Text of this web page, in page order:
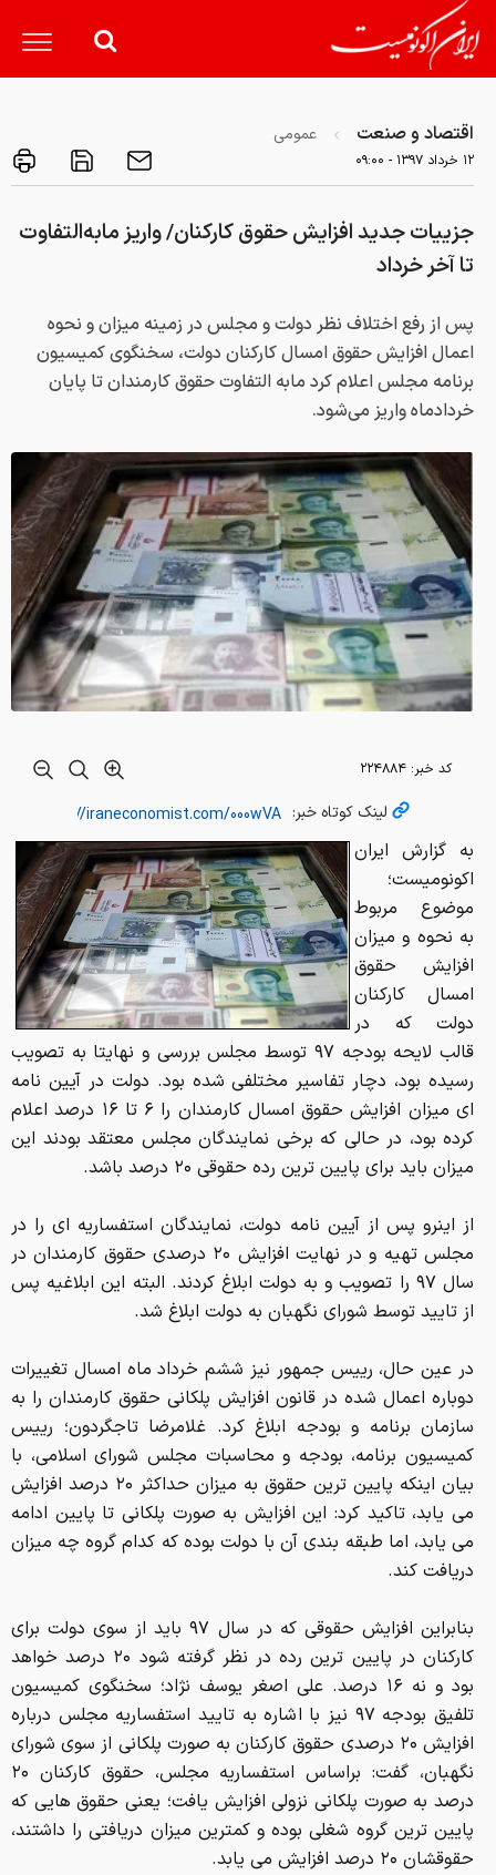
اقتصاد و صنعت عمومی
۱۲ خرداد ۱۳۹۷ - ۰۹:۰۰
جزییات جدید افزایش حقوق کارکنان/ واریز مابه‌التفاوت
تا آخر خرداد
پس از رفع اختلاف نظر دولت و مجلس در زمینه میزان و نحوه
اعمال افزایش حقوق امسال کارکنان دولت، سخنگوی کمیسیون
برنامه مجلس اعلام کرد مابه التفاوت حقوق کارمندان تا پایان
خردادماه واریز می‌شود.
کد خبر: ۲۲۴۸۸۴
لینک کوتاه خبر:
به گزارش ایران
اکونومیست؛
موضوع مربوط
به نحوه و میزان
افزایش حقوق
امسال کارکنان
دولت که در
قالب لایحه بودجه ۹۷ توسط مجلس بررسی و نهایتا به تصویب
رسیده بود، دچار تفاسیر مختلفی شده بود. دولت در آیین نامه
ای میزان افزایش حقوق امسال کارمندان را ۶ تا ۱۶ درصد اعلام
کرده بود، در حالی که برخی نمایندگان مجلس معتقد بودند این
میزان باید برای پایین ترین رده حقوقی ۲۰ درصد باشد.
از اینرو پس از آیین نامه دولت، نمایندگان استفساریه ای را در
مجلس تهیه و در نهایت افزایش ۲۰ درصدی حقوق کارمندان در
سال ۹۷ را تصویب و به دولت ابلاغ کردند. البته این ابلاغیه پس
از تایید توسط شورای نگهبان به دولت ابلاغ شد.
در عین حال، رییس جمهور نیز ششم خرداد ماه امسال تغییرات
دوباره اعمال شده در قانون افزایش پلکانی حقوق کارمندان را به
سازمان برنامه و بودجه ابلاغ کرد. غلامرضا تاجگردون؛ رییس
کمیسیون برنامه، بودجه و محاسبات مجلس شورای اسلامی، با
بیان اینکه پایین ترین حقوق به میزان حداکثر ۲۰ درصد افزایش
می یابد، تاکید کرد: این افزایش به صورت پلکانی تا پایین ادامه
می یابد، اما طبقه بندی آن با دولت بوده که کدام گروه چه میزان
دریافت کند.
بنابراین افزایش حقوقی که در سال ۹۷ باید از سوی دولت برای
کارکنان در پایین ترین رده در نظر گرفته شود ۲۰ درصد خواهد
بود و نه ۱۶ درصد. علی اصغر یوسف نژاد؛ سخنگوی کمیسیون
تلفیق بودجه ۹۷ نیز با اشاره به تایید استفساریه مجلس درباره
افزایش ۲۰ درصدی حقوق کارکنان به صورت پلکانی از سوی شورای
نگهبان، گفت: براساس استفساریه مجلس، حقوق کارکنان ۲۰
درصد به صورت پلکانی نزولی افزایش یافت؛ یعنی حقوق هایی که
پایین ترین گروه شغلی بوده و کمترین میزان دریافتی را داشتند،
حقوقشان ۲۰ درصد افزایش می یابد.